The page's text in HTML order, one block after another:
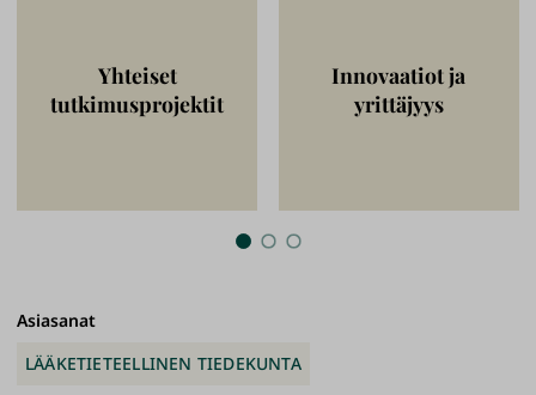
Yhteiset
tutkimusprojektit
Innovaatiot ja
yrittäjyys
Asiasanat
LÄÄKETIETEELLINEN TIEDEKUNTA